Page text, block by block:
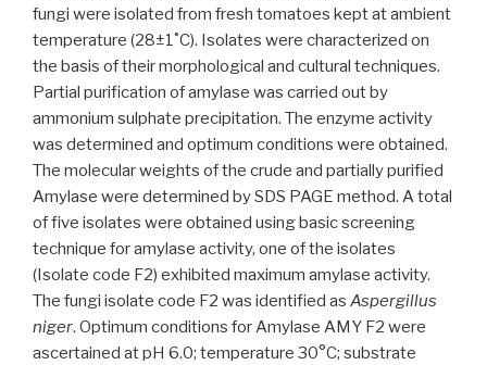
fungi were isolated from fresh tomatoes kept at ambient
temperature (28±1˚C). Isolates were characterized on
the basis of their morphological and cultural techniques.
Partial purification of amylase was carried out by
ammonium sulphate precipitation. The enzyme activity
was determined and optimum conditions were obtained.
The molecular weights of the crude and partially purified
Amylase were determined by SDS PAGE method. A total
of five isolates were obtained using basic screening
technique for amylase activity, one of the isolates
(Isolate code F2) exhibited maximum amylase activity.
The fungi isolate code F2 was identified as Aspergillus
niger. Optimum conditions for Amylase AMY F2 were
ascertained at pH 6.0; temperature 30°C; substrate